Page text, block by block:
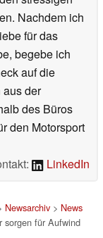
Nachdem ich
für das
begebe ich
auf die
der
des Büros
den Motorsport
LinkedIn
Newsarchiv> News
sorgen für Aufwind